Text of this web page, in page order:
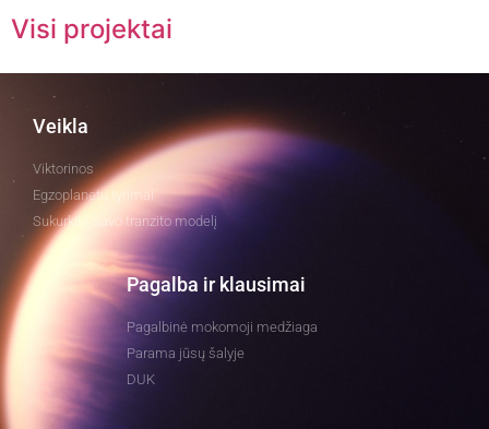
Visi projektai
Veikla
Viktorinos
Egzoplanetų tyrimai
Sukurkite savo tranzito modelį
Pagalba ir klausimai
Pagalbinė mokomoji medžiaga
Parama jūsų šalyje
DUK